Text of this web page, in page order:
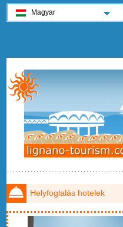
Helyfoglalás hotelek
Magyar